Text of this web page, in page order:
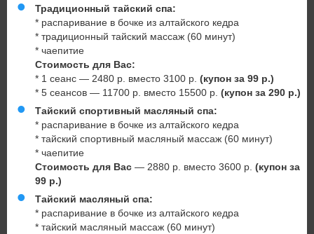
Традиционный тайский спа:
* распаривание в бочке из алтайского кедра
* традиционный тайский массаж (60 минут)
* чаепитие
Стоимость для Вас:
* 1 сеанс — 2480 р. вместо 3100 р. (купон за 99 р.)
* 5 сеансов — 11700 р. вместо 15500 р. (купон за 290 р.)
Тайский спортивный масляный спа:
* распаривание в бочке из алтайского кедра
* тайский спортивный масляный массаж (60 минут)
* чаепитие
Стоимость для Вас — 2880 р. вместо 3600 р. (купон за
99 р.)
Тайский масляный спа:
* распаривание в бочке из алтайского кедра
* тайский масляный массаж (60 минут)